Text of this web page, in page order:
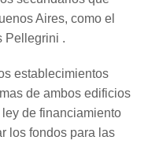
Aires, como el
Pellegrini .
establecimientos
de ambos edificios
de financiamiento
los fondos para las